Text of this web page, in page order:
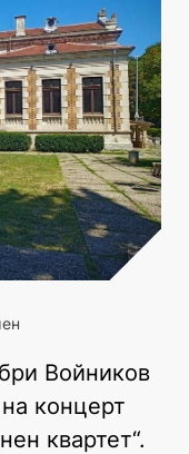
Войников
концерт
квартет“.